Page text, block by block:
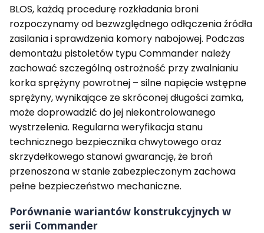
BLOS, każdą procedurę rozkładania broni
rozpoczynamy od bezwzględnego odłączenia źródła
zasilania i sprawdzenia komory nabojowej. Podczas
demontażu pistoletów typu Commander należy
zachować szczególną ostrożność przy zwalnianiu
korka sprężyny powrotnej – silne napięcie wstępne
sprężyny, wynikające ze skróconej długości zamka,
może doprowadzić do jej niekontrolowanego
wystrzelenia. Regularna weryfikacja stanu
technicznego bezpiecznika chwytowego oraz
skrzydełkowego stanowi gwarancję, że broń
przenoszona w stanie zabezpieczonym zachowa
pełne bezpieczeństwo mechaniczne.
Porównanie wariantów konstrukcyjnych w
serii Commander